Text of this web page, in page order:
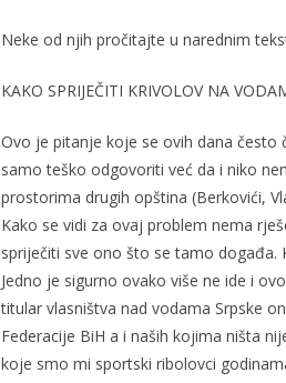
Neke od njih pročitajte u narednim
KAKO SPRIJEČITI KRIVOLOV NA
Ovo je pitanje koje se ovih dana često
samo teško odgovoriti već da i niko
prostorima drugih opština (Berkovići,
Kako se vidi za ovaj problem nema
spriječiti sve ono što se tamo
Jedno je sigurno ovako više ne ide i
titular vlasništva nad vodama Srpske
Federacije BiH a i naših kojima ništa
koje smo mi sportski ribolovci